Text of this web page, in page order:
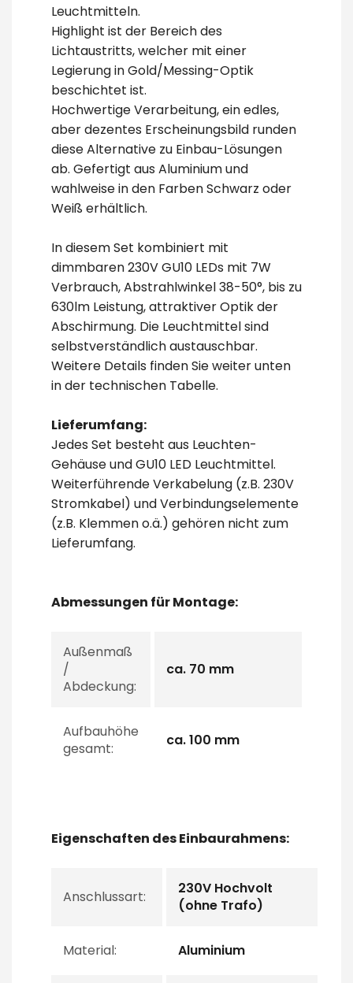
Leuchtmitteln.
Highlight ist der Bereich des
Lichtaustritts, welcher mit einer
Legierung in Gold/Messing-Optik
beschichtet ist.
Hochwertige Verarbeitung, ein edles,
aber dezentes Erscheinungsbild runden
diese Alternative zu Einbau-Lösungen
ab. Gefertigt aus Aluminium und
wahlweise in den Farben Schwarz oder
Weiß erhältlich.
In diesem Set kombiniert mit
dimmbaren 230V GU10 LEDs mit 7W
Verbrauch, Abstrahlwinkel 38-50°, bis zu
630lm Leistung, attraktiver Optik der
Abschirmung. Die Leuchtmittel sind
selbstverständlich austauschbar.
Weitere Details finden Sie weiter unten
in der technischen Tabelle.
Lieferumfang:
Jedes Set besteht aus Leuchten-
Gehäuse und GU10 LED Leuchtmittel.
Weiterführende Verkabelung (z.B. 230V
Stromkabel) und Verbindungselemente
(z.B. Klemmen o.ä.) gehören nicht zum
Lieferumfang.
Abmessungen für Montage:
Außenmaß
/
Abdeckung:
ca. 70 mm
Aufbauhöhe
gesamt:
ca. 100 mm
Eigenschaften des Einbaurahmens:
Anschlussart:
230V Hochvolt
(ohne Trafo)
Material: Aluminium